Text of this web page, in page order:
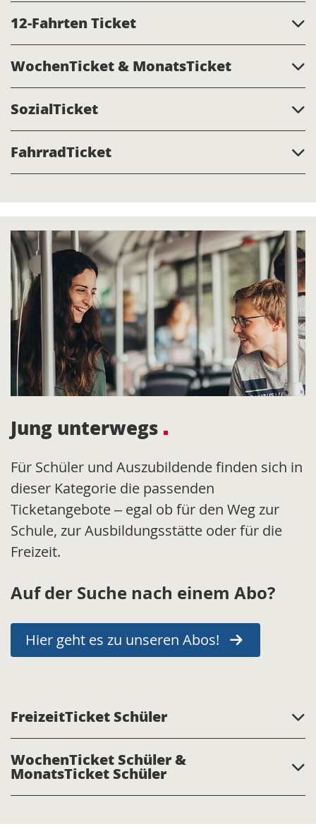
12-Fahrten Ticket
WochenTicket & MonatsTicket
SozialTicket
FahrradTicket
Jung unterwegs
Für Schüler und Auszubildende finden sich in
dieser Kategorie die passenden
Ticketangebote – egal ob für den Weg zur
Schule, zur Ausbildungsstätte oder für die
Freizeit.
Auf der Suche nach einem Abo?
Hier geht es zu unseren Abos!
FreizeitTicket Schüler
WochenTicket Schüler &
MonatsTicket Schüler